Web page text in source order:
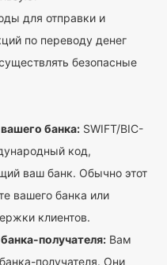
для отправки и
по переводу денег
безопасные
банка: SWIFT/BIC-
код,
ваш банк. Обычно этот
вашего банка или
клиентов.
получателя: Вам
получателя. Они